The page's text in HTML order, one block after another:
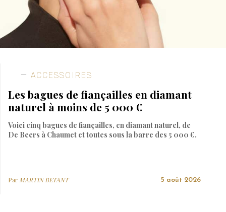
ACCESSOIRES
Les bagues de fiançailles en diamant
naturel à moins de 5 000 €
Voici cinq bagues de fiançailles, en diamant naturel, de
De Beers à Chaumet et toutes sous la barre des 5 000 €.
Par MARTIN BETANT 5 août 2026